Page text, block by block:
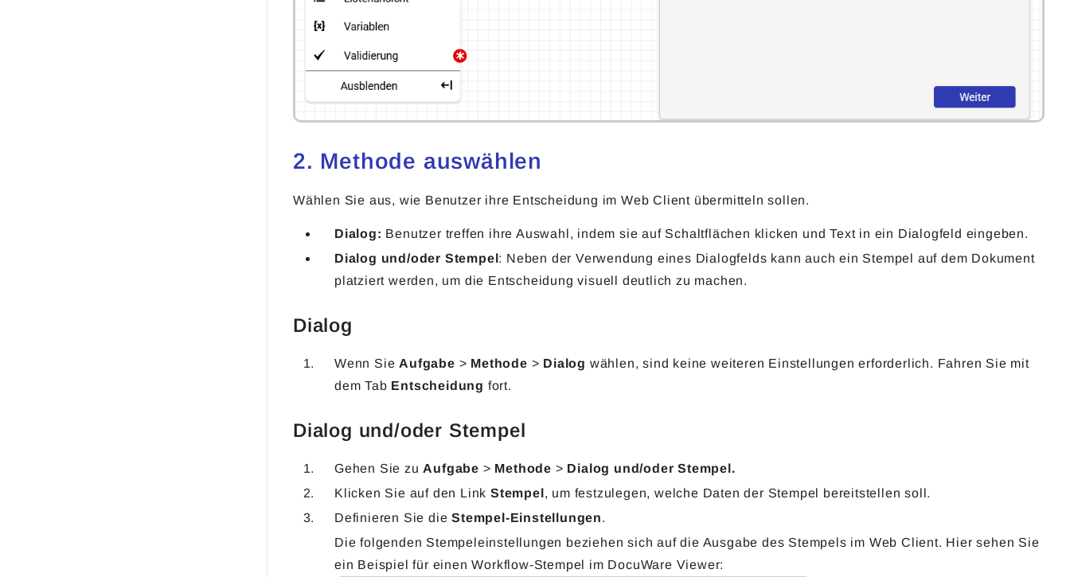
2. Methode auswählen
Wählen Sie aus, wie Benutzer ihre Entscheidung im Web Client übermitteln sollen.
Dialog: Benutzer treffen ihre Auswahl, indem sie auf Schaltflächen klicken und Text in ein Dialogfeld eingeben.
Dialog und/oder Stempel: Neben der Verwendung eines Dialogfelds kann auch ein Stempel auf dem Dokument
platziert werden, um die Entscheidung visuell deutlich zu machen.
Dialog
Wenn Sie Aufgabe > Methode > Dialog wählen, sind keine weiteren Einstellungen erforderlich. Fahren Sie mit
dem Tab Entscheidung fort.
Dialog und/oder Stempel
Gehen Sie zu Aufgabe > Methode > Dialog und/oder Stempel.
Klicken Sie auf den Link Stempel, um festzulegen, welche Daten der Stempel bereitstellen soll.
Definieren Sie dieStempel-Einstellungen.
Die folgenden Stempeleinstellungen beziehen sich auf die Ausgabe des Stempels im Web Client. Hier sehen Sie
ein Beispiel für einen Workflow-Stempel im DocuWare Viewer: